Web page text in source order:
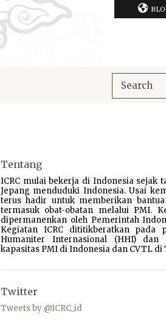
Tentang
ICRC mulai bekerja di Indonesia sejak
Jepang menduduki Indonesia. Usai
terus hadir untuk memberikan
termasuk obat-obatan melalui PMI.
dipermanenkan oleh Pemerintah
Kegiatan ICRC dititikberatkan pada
Humaniter Internasional (HHI) dan
kapasitas PMI di Indonesia dan CVTL di
Twitter
Tweets by @ICRC_id